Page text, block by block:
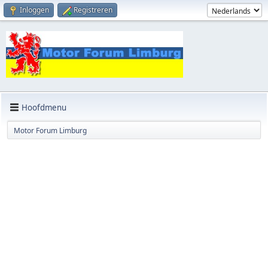
Inloggen Registreren
Hoofdmenu
Motor Forum Limburg